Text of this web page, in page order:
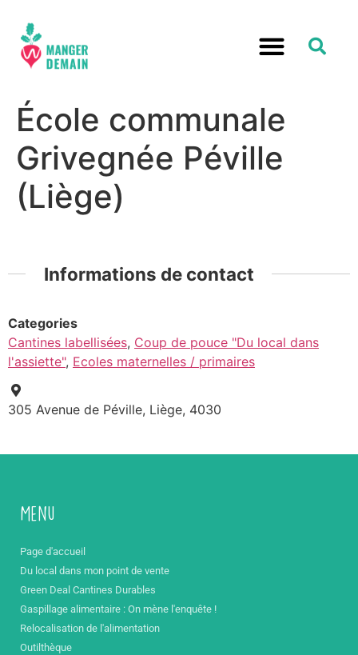
École communale
Grivegnée Péville
(Liège)
Informations de contact
Categories
Cantines labellisées, Coup de pouce "Du local dans
l'assiette", Ecoles maternelles / primaires
305 Avenue de Péville, Liège, 4030
Menu
Page d'accueil
Du local dans mon point de vente
Green Deal Cantines Durables
Gaspillage alimentaire : On mène l'enquête !
Relocalisation de l'alimentation
Outilthèque